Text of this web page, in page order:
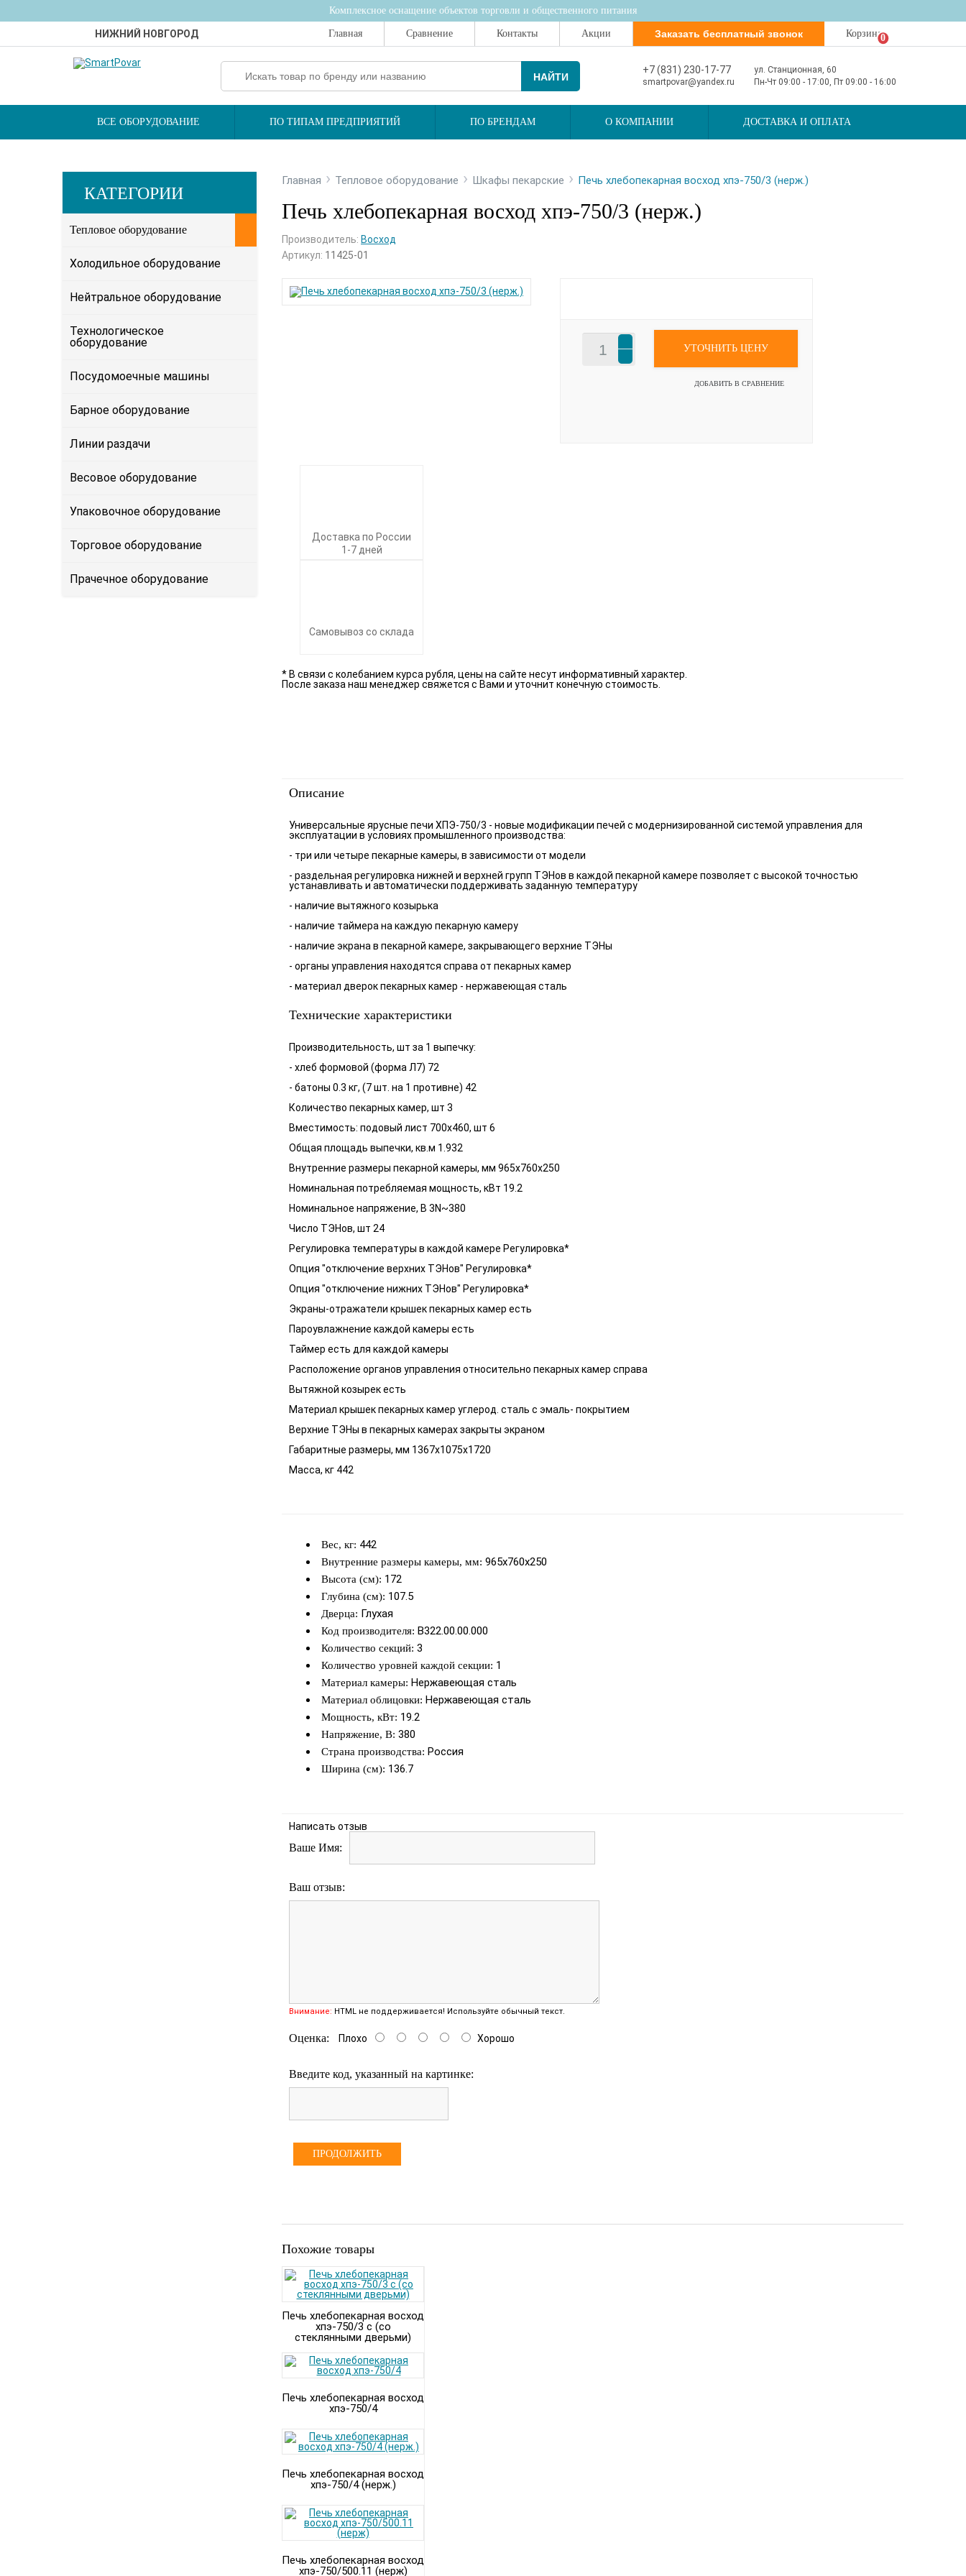
Комплексное оснащение объектов торговли и общественного питания
Главная Сравнение Контакты Акции Заказать бесплатный звонок Корзина0
НИЖНИЙ НОВГОРОД
НАЙТИ
+7 (831) 230-17-77
ул. Станционная, 60
smartpovar@yandex.ru
Пн-Чт 09:00 - 17:00, Пт 09:00 - 16:00
ВСЕ ОБОРУДОВАНИЕ ПО ТИПАМ ПРЕДПРИЯТИЙ ПО БРЕНДАМ О КОМПАНИИ ДОСТАВКА И ОПЛАТА
КАТЕГОРИИ
Тепловое оборудование
Холодильное оборудование
Нейтральное оборудование
Технологическое
оборудование
Посудомоечные машины
Барное оборудование
Линии раздачи
Весовое оборудование
Упаковочное оборудование
Торговое оборудование
Прачечное оборудование
Главная › Тепловое оборудование › Шкафы пекарские › Печь хлебопекарная восход хпэ-750/3 (нерж.)
Печь хлебопекарная восход хпэ-750/3 (нерж.)
Производитель: Восход
Артикул: 11425-01
УТОЧНИТЬ ЦЕНУ
ДОБАВИТЬ В СРАВНЕНИЕ
Доставка по России
1-7 дней
Самовывоз со склада
* В связи с колебанием курса рубля, цены на сайте несут информативный характер.
После заказа наш менеджер свяжется с Вами и уточнит конечную стоимость.
Описание
Универсальные ярусные печи ХПЭ-750/3 - новые модификации печей с модернизированной системой управления для
эксплуатации в условиях промышленного производства:
- три или четыре пекарные камеры, в зависимости от модели
- раздельная регулировка нижней и верхней групп ТЭНов в каждой пекарной камере позволяет с высокой точностью
устанавливать и автоматически поддерживать заданную температуру
- наличие вытяжного козырька
- наличие таймера на каждую пекарную камеру
- наличие экрана в пекарной камере, закрывающего верхние ТЭНы
- органы управления находятся справа от пекарных камер
- материал дверок пекарных камер - нержавеющая сталь
Технические характеристики
Производительность, шт за 1 выпечку:
- хлеб формовой (форма Л7) 72
- батоны 0.3 кг, (7 шт. на 1 противне) 42
Количество пекарных камер, шт 3
Вместимость: подовый лист 700x460, шт 6
Общая площадь выпечки, кв.м 1.932
Внутренние размеры пекарной камеры, мм 965x760x250
Номинальная потребляемая мощность, кВт 19.2
Номинальное напряжение, В 3N~380
Число ТЭНов, шт 24
Регулировка температуры в каждой камере Регулировка*
Опция "отключение верхних ТЭНов" Регулировка*
Опция "отключение нижних ТЭНов" Регулировка*
Экраны-отражатели крышек пекарных камер есть
Пароувлажнение каждой камеры есть
Таймер есть для каждой камеры
Расположение органов управления относительно пекарных камер справа
Вытяжной козырек есть
Материал крышек пекарных камер углерод. сталь с эмаль- покрытием
Верхние ТЭНы в пекарных камерах закрыты экраном
Габаритные размеры, мм 1367x1075x1720
Масса, кг 442
Вес, кг: 442
Внутренние размеры камеры, мм: 965x760x250
Высота (см): 172
Глубина (см): 107.5
Дверца: Глухая
Код производителя: В322.00.00.000
Количество секций: 3
Количество уровней каждой секции: 1
Материал камеры: Нержавеющая сталь
Материал облицовки: Нержавеющая сталь
Мощность, кВт: 19.2
Напряжение, В: 380
Страна производства: Россия
Ширина (см): 136.7
Написать отзыв
Ваше Имя:
Ваш отзыв:
Внимание: HTML не поддерживается! Используйте обычный текст.
Оценка: Плохо Хорошо
Введите код, указанный на картинке:
ПРОДОЛЖИТЬ
Похожие товары
Печь хлебопекарная восход
хпэ-750/3 с (со
стеклянными дверьми)
Печь хлебопекарная восход
хпэ-750/4
Печь хлебопекарная восход
хпэ-750/4 (нерж.)
Печь хлебопекарная восход
хпэ-750/500.11 (нерж)